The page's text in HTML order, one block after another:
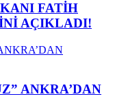
FATİH
AÇIKLADI!
ANKRA’DAN